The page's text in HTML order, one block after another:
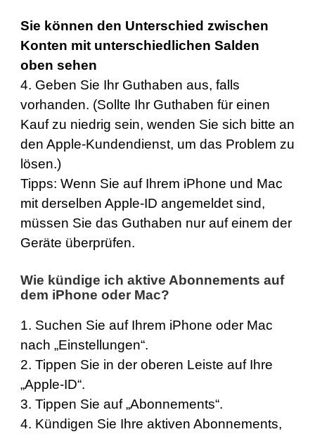
Sie können den Unterschied zwischen
Konten mit unterschiedlichen Salden
oben sehen
4. Geben Sie Ihr Guthaben aus, falls
vorhanden. (Sollte Ihr Guthaben für einen
Kauf zu niedrig sein, wenden Sie sich bitte an
den Apple-Kundendienst, um das Problem zu
lösen.)
Tipps: Wenn Sie auf Ihrem iPhone und Mac
mit derselben Apple-ID angemeldet sind,
müssen Sie das Guthaben nur auf einem der
Geräte überprüfen.
Wie kündige ich aktive Abonnements auf
dem iPhone oder Mac?
1. Suchen Sie auf Ihrem iPhone oder Mac
nach „Einstellungen“.
2. Tippen Sie in der oberen Leiste auf Ihre
„Apple-ID“.
3. Tippen Sie auf „Abonnements“.
4. Kündigen Sie Ihre aktiven Abonnements,